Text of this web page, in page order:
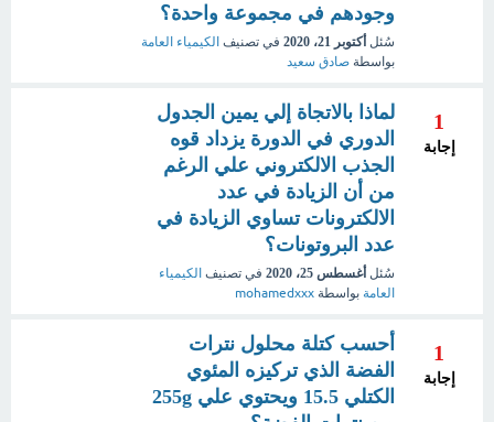
وجودهم في مجموعة واحدة؟
سُئل أكتوبر 21، 2020 في تصنيف الكيمياء العامة
بواسطة صادق سعيد
1
إجابة
لماذا بالاتجاة إلي يمين الجدول
الدوري في الدورة يزداد قوه
الجذب الالكتروني علي الرغم
من أن الزيادة في عدد
الالكترونات تساوي الزيادة في
عدد البروتونات؟
سُئل أغسطس 25، 2020 في تصنيف الكيمياء
العامة بواسطة mohamedxxx
1
إجابة
أحسب كتلة محلول نترات
الفضة الذي تركيزه المئوي
الكتلي 15.5 ويحتوي علي 255g